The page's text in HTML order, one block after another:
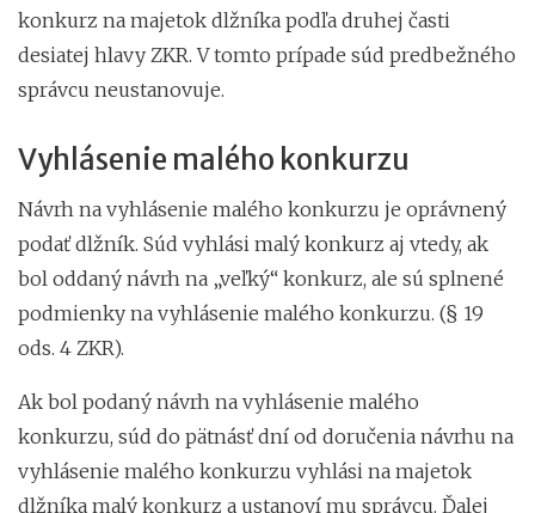
konkurz na majetok dlžníka podľa druhej časti
desiatej hlavy ZKR. V tomto prípade súd predbežného
správcu neustanovuje.
Vyhlásenie malého konkurzu
Návrh na vyhlásenie malého konkurzu je oprávnený
podať dlžník. Súd vyhlási malý konkurz aj vtedy, ak
bol oddaný návrh na „veľký“ konkurz, ale sú splnené
podmienky na vyhlásenie malého konkurzu. (§ 19
ods. 4 ZKR).
Ak bol podaný návrh na vyhlásenie malého
konkurzu, súd do pätnásť dní od doručenia návrhu na
vyhlásenie malého konkurzu vyhlási na majetok
dlžníka malý konkurz a ustanoví mu správcu. Ďalej